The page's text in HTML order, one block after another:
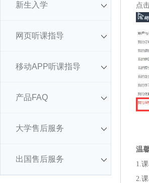
新生入学
网页听课指导
移动APP听课指导
产品FAQ
大学售后服务
出国售后服务
点
温
1.
2.